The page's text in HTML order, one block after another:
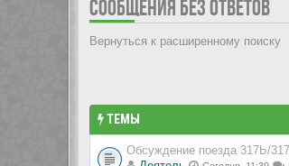
СООБЩЕНИЯ БЕЗ ОТВЕТОВ
Вернуться к расширенному поиску
ТЕМЫ
Обсуждение поезда 317Ь/